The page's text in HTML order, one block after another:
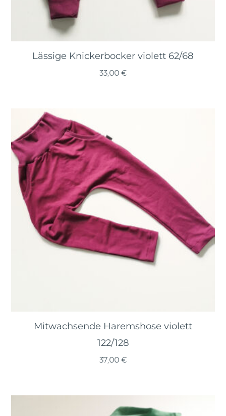
Lässige Knickerbocker violett 62/68
33,00 €
Mitwachsende Haremshose violett
122/128
37,00 €